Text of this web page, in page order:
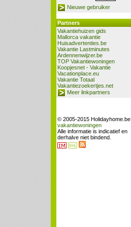
Nieuwe gebruiker
Partners
Vakantiehuizen gids
Mallorca vakantie
Huisadvertenties.be
Vakantie Lastminutes
Ardennenwijzer.be
TOP Vakantiewoningen
Koopjesnet - Vakantie
Vacationplace.eu
Vakantie Totaal
Vakantiezoekertjes.net
Meer linkpartners
© 2005-2015 Holidayhome.be
vakantiewoningen
Alle informatie is indicatief en
derhalve niet bindend.